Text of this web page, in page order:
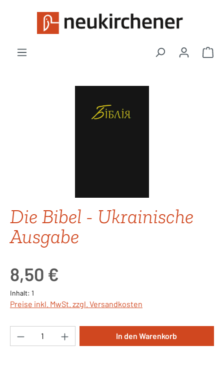
Zum Hauptinhalt springen
Die Bibel - Ukrainische
Ausgabe
8,50 €
Inhalt: 1
Preise inkl. MwSt. zzgl. Versandkosten
Produkt Anzahl: Gib den gewünschten
In den Warenkorb